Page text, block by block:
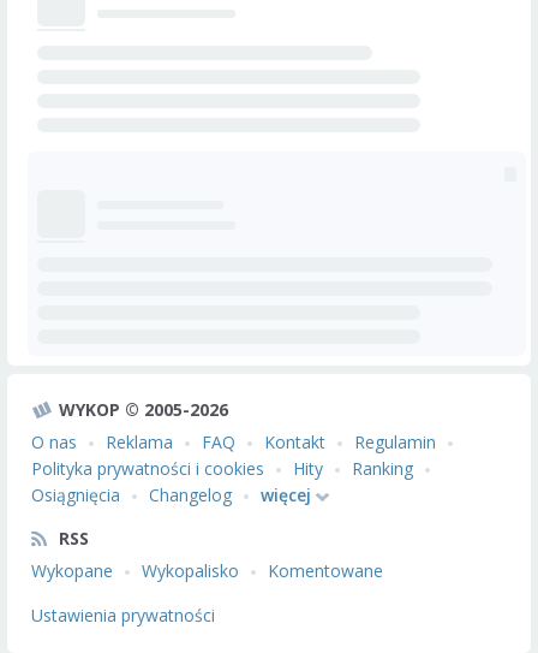
WYKOP © 2005-2026
O nas
Reklama FAQ Kontakt
Regulamin
Polityka prywatności i cookies
Hity
Ranking
Osiągnięcia
Changelog
więcej
RSS
Wykopane
Wykopalisko
Komentowane
Ustawienia prywatności